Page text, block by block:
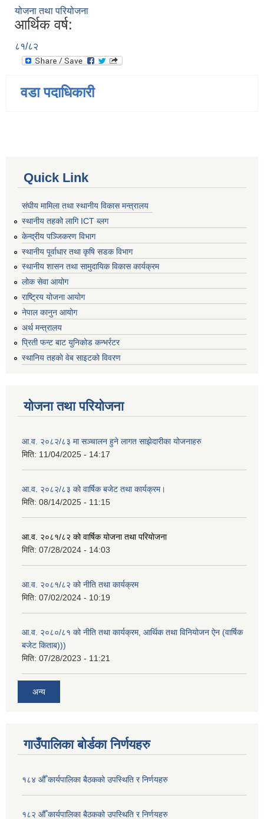
योजना तथा परियोजना
आर्थिक वर्ष:
८१/८२
वडा पदाधिकारी
Quick Link
संघीय मामिला तथा स्थानीय विकास मन्त्रालय
स्थानीय तहको लागि ICT ब्लग
केन्द्रीय पञ्जिकरण विभाग
स्थानीय पूर्वाधार तथा कृषि सडक विभाग
स्थानीय शासन तथा सामुदायिक विकास कार्यक्रम
लोक सेवा आयोग
राष्ट्रिय योजना आयोग
नेपाल कानुन आयोग
अर्थ मन्त्रालय
प्रिती फन्ट बाट युनिकोड कन्भर्रटर
स्थानिय तहकाे वेब साइटकाे विवरण
योजना तथा परियोजना
आ.व. २०८२/८३ मा सञ्चालन हुने लागत साझेदारीका योजनाहरु
मिति: 11/04/2025 - 14:17
आ.व. २०८२/८३ को वार्षिक बजेट तथा कार्यक्रम।
मिति: 08/14/2025 - 11:15
आ.व. २०८१/८२ को वार्षिक योजना तथा परियोजना
मिति: 07/28/2024 - 14:03
आ.व. २०८१/८२ को नीति तथा कार्यक्रम
मिति: 07/02/2024 - 10:19
आ.व. २०८०/८१ को नीति तथा कार्यक्रम, आर्थिक तथा विनियोजन ऐन (वार्षिक
बजेट किताब)))
मिति: 07/28/2023 - 11:21
अन्य
गाउँपालिका बोर्डका निर्णयहरु
१८४ औँ कार्यपालिका बैठकको उपस्थिति र निर्णयहरु
१८२ औँ कार्यपालिका बैठकको उपस्थिति र निर्णयहरु